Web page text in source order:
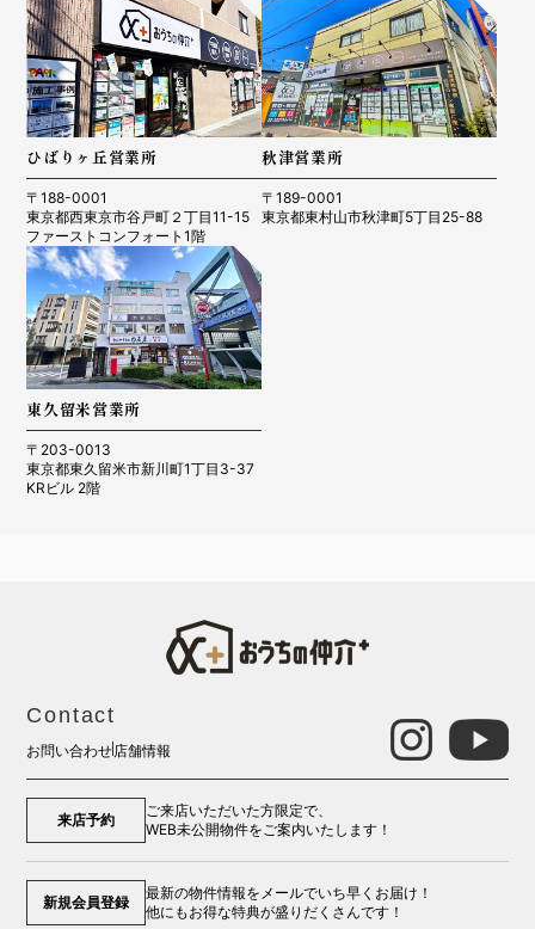
ひばりヶ丘営業所
〒188-0001
東京都西東京市谷戸町２丁目11-15
ファーストコンフォート1階
秋津営業所
〒189-0001
東京都東村山市秋津町5丁目25-88
東久留米営業所
〒203-0013
東京都東久留米市新川町1丁目3-37
KRビル 2階
Contact
お問い合わせ店舗情報
来店予約
ご来店いただいた方限定で、
WEB未公開物件をご案内いたします！
新規会員登録
最新の物件情報をメールでいち早くお届け！
他にもお得な特典が盛りだくさんです！